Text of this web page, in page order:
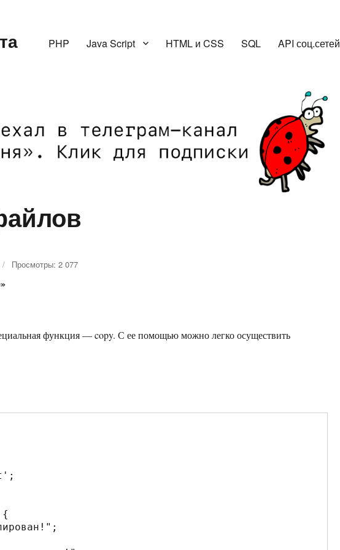
PHP Java Script HTML и CSS SQL API соц.сетей
Просмотры: 2 077
функция — copy. С ее помощью можно легко осуществить
{